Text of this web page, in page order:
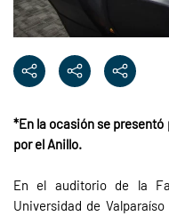
*En la ocasión se
por el Anillo.
En el auditorio de la
Universidad de